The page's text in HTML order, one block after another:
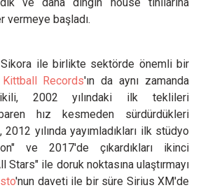
başladı.
Sikora ile birlikte sektörde önemli bir
Kittball Records'ın da aynı zamanda
2002 yılındaki ilk teklileri
hız kesmeden sürdürdükleri
yılında yayımladıkları ilk stüdyo
ve 2017'de çıkardıkları ikinci
Stars" ile doruk noktasına ulaştırmayı
'nun daveti ile bir süre Sirius XM'de